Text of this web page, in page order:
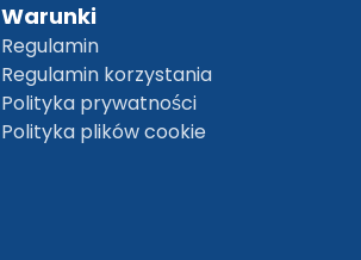
Warunki
Regulamin
Regulamin korzystania
Polityka prywatności
Polityka plików cookie